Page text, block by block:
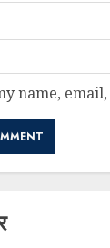
name,